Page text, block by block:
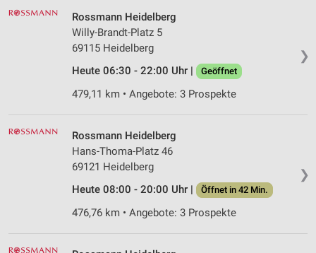
❯
Rossmann Heidelberg
Willy-Brandt-Platz 5
69115 Heidelberg
Heute 06:30 - 22:00 Uhr |
Geöffnet
479,11 km • Angebote: 3 Prospekte
❯
Rossmann Heidelberg
Hans-Thoma-Platz 46
69121 Heidelberg
Heute 08:00 - 20:00 Uhr |
Öffnet in 42 Min.
476,76 km • Angebote: 3 Prospekte